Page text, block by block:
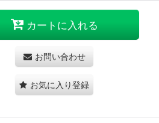
カートに入れる
お問い合わせ
お気に入り登録